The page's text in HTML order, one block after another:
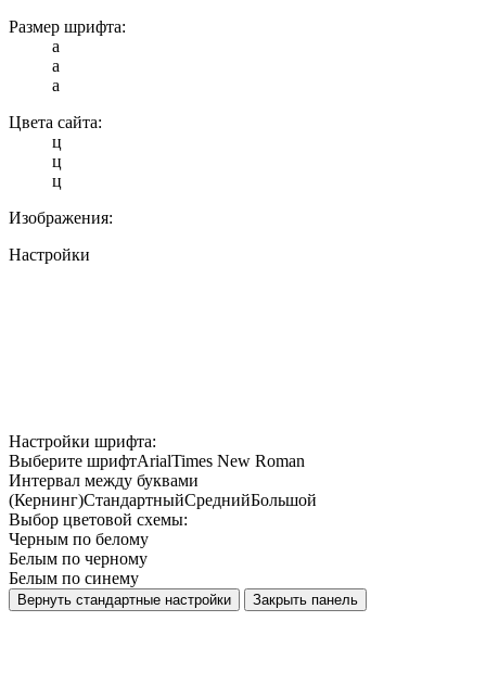
Размер шрифта:
a
a
a
Цвета сайта:
ц
ц
ц
Изображения:
Настройки
Настройки шрифта:
Выберите шрифтArialTimes New Roman
Интервал между буквами
(Кернинг)СтандартныйСреднийБольшой
Выбор цветовой схемы:
Черным по белому
Белым по черному
Белым по синему
Вернуть стандартные настройки Закрыть панель